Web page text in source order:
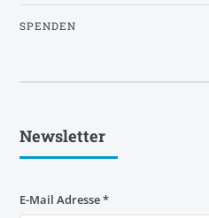
SPENDEN
Newsletter
E-Mail Adresse*